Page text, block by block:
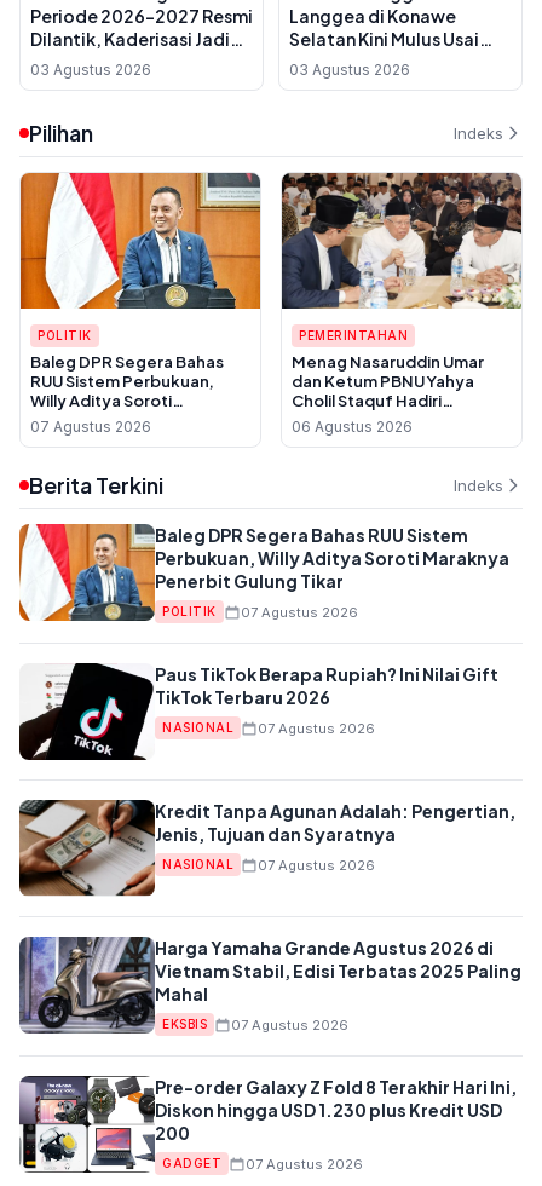
Periode 2026-2027 Resmi
Dilantik, Kaderisasi Jadi
Prioritas Utama
03 Agustus 2026
Langgea di Konawe
Selatan Kini Mulus Usai
Dihabiskan Rp 7 Miliar,
Warga Sebut Baru
03 Agustus 2026
Pilihan Indeks
POLITIK
Baleg DPR Segera Bahas
RUU Sistem Perbukuan,
Willy Aditya Soroti
Maraknya Penerbit Gulung
Tikar
07 Agustus 2026
PEMERINTAHAN
Menag Nasaruddin Umar
dan Ketum PBNU Yahya
Cholil Staquf Hadiri
Peluncuran Buku Pemikiran
KH Ma'ruf Amin Jelang
06 Agustus 2026
Berita Terkini Indeks
Baleg DPR Segera Bahas RUU Sistem
Perbukuan, Willy Aditya Soroti Maraknya
Penerbit Gulung Tikar
POLITIK 07 Agustus 2026
Paus TikTok Berapa Rupiah? Ini Nilai Gift
TikTok Terbaru 2026
NASIONAL 07 Agustus 2026
Kredit Tanpa Agunan Adalah: Pengertian,
Jenis, Tujuan dan Syaratnya
NASIONAL 07 Agustus 2026
Harga Yamaha Grande Agustus 2026 di
Vietnam Stabil, Edisi Terbatas 2025 Paling
Mahal
EKSBIS 07 Agustus 2026
Pre-order Galaxy Z Fold 8 Terakhir Hari Ini,
Diskon hingga USD 1.230 plus Kredit USD
200
GADGET 07 Agustus 2026